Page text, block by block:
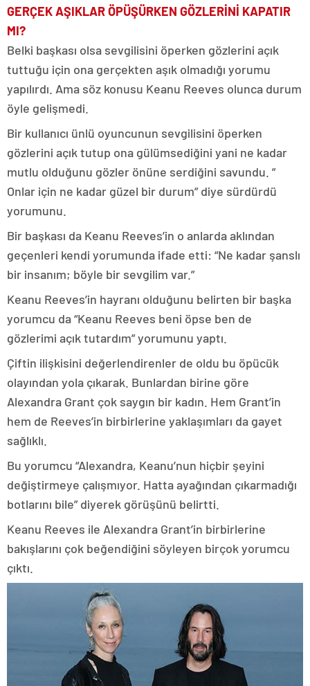
GERÇEK AŞIKLAR ÖPÜŞÜRKEN GÖZLERİNİ KAPATIR
MI?
Belki başkası olsa sevgilisini öperken gözlerini açık
tuttuğu için ona gerçekten aşık olmadığı yorumu
yapılırdı. Ama söz konusu Keanu Reeves olunca durum
öyle gelişmedi.
Bir kullanıcı ünlü oyuncunun sevgilisini öperken
gözlerini açık tutup ona gülümsediğini yani ne kadar
mutlu olduğunu gözler önüne serdiğini savundu. ”
Onlar için ne kadar güzel bir durum” diye sürdürdü
yorumunu.
Bir başkası da Keanu Reeves’in o anlarda aklından
geçenleri kendi yorumunda ifade etti: “Ne kadar şanslı
bir insanım; böyle bir sevgilim var.”
Keanu Reeves’in hayranı olduğunu belirten bir başka
yorumcu da “Keanu Reeves beni öpse ben de
gözlerimi açık tutardım” yorumunu yaptı.
Çiftin ilişkisini değerlendirenler de oldu bu öpücük
olayından yola çıkarak. Bunlardan birine göre
Alexandra Grant çok saygın bir kadın. Hem Grant’in
hem de Reeves’in birbirlerine yaklaşımları da gayet
sağlıklı.
Bu yorumcu “Alexandra, Keanu’nun hiçbir şeyini
değiştirmeye çalışmıyor. Hatta ayağından çıkarmadığı
botlarını bile” diyerek görüşünü belirtti.
Keanu Reeves ile Alexandra Grant’in birbirlerine
bakışlarını çok beğendiğini söyleyen birçok yorumcu
çıktı.